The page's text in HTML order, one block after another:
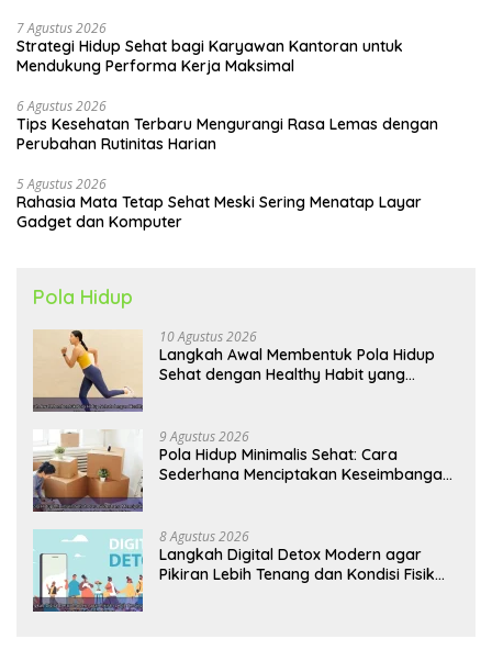
7 Agustus 2026
Strategi Hidup Sehat bagi Karyawan Kantoran untuk
Mendukung Performa Kerja Maksimal
6 Agustus 2026
Tips Kesehatan Terbaru Mengurangi Rasa Lemas dengan
Perubahan Rutinitas Harian
5 Agustus 2026
Rahasia Mata Tetap Sehat Meski Sering Menatap Layar
Gadget dan Komputer
Pola Hidup
10 Agustus 2026
Langkah Awal Membentuk Pola Hidup
Sehat dengan Healthy Habit yang
9 Agustus 2026
Pola Hidup Minimalis Sehat: Cara
Sederhana Menciptakan Keseimbangan
8 Agustus 2026
Langkah Digital Detox Modern agar
Pikiran Lebih Tenang dan Kondisi Fisik